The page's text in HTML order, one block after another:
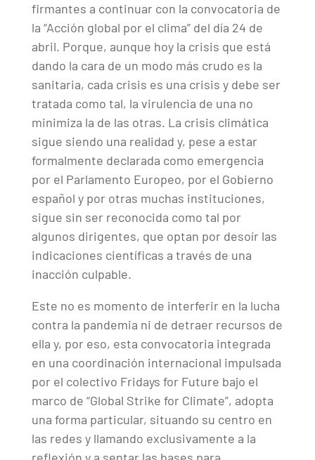
firmantes a continuar con la convocatoria de
la “Acción global por el clima” del día 24 de
abril. Porque, aunque hoy la crisis que está
dando la cara de un modo más crudo es la
sanitaria, cada crisis es una crisis y debe ser
tratada como tal, la virulencia de una no
minimiza la de las otras. La crisis climática
sigue siendo una realidad y, pese a estar
formalmente declarada como emergencia
por el Parlamento Europeo, por el Gobierno
español y por otras muchas instituciones,
sigue sin ser reconocida como tal por
algunos dirigentes, que optan por desoír las
indicaciones científicas a través de una
inacción culpable.
Este no es momento de interferir en la lucha
contra la pandemia ni de detraer recursos de
ella y, por eso, esta convocatoria integrada
en una coordinación internacional impulsada
por el colectivo Fridays for Future bajo el
marco de “Global Strike for Climate”, adopta
una forma particular, situando su centro en
las redes y llamando exclusivamente a la